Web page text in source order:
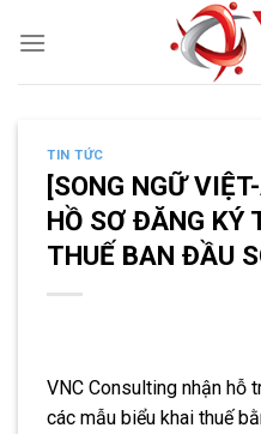
TIN TỨC
[SONG NGỮ
HỒ SƠ ĐĂNG KÝ
THUẾ BAN ĐẦU
VNC Consulting nhận hỗ
các mẫu biểu khai thuế